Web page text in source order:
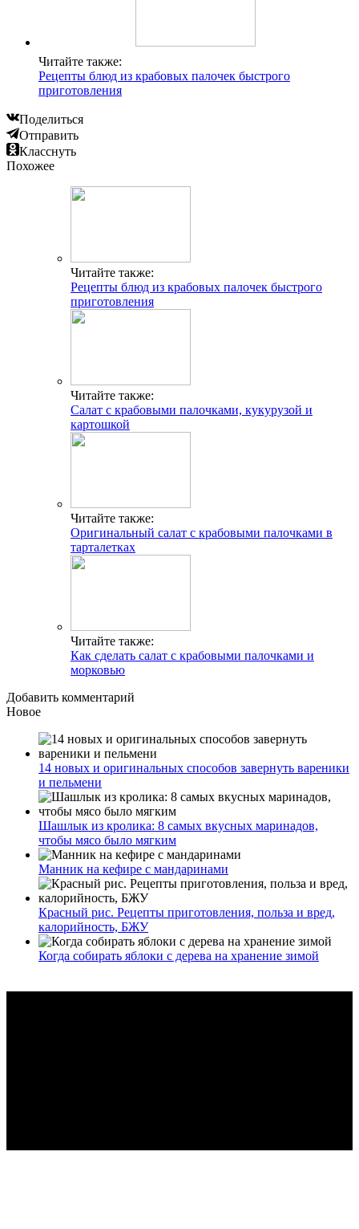
Читайте также:
Рецепты блюд из крабовых палочек быстрого
приготовления
Поделиться
Отправить
Класснуть
Похожее
Читайте также:
Рецепты блюд из крабовых палочек быстрого
приготовления
Читайте также:
Салат с крабовыми палочками, кукурузой и
картошкой
Читайте также:
Оригинальный салат с крабовыми палочками в
тарталетках
Читайте также:
Как сделать салат с крабовыми палочками и
морковью
Добавить комментарий
Новое
14 новых и оригинальных способов завернуть вареники
и пельмени
Шашлык из кролика: 8 самых вкусных маринадов,
чтобы мясо было мягким
Манник на кефире с мандаринами
Красный рис. Рецепты приготовления, польза и вред,
калорийность, БЖУ
Когда собирать яблоки с дерева на хранение зимой